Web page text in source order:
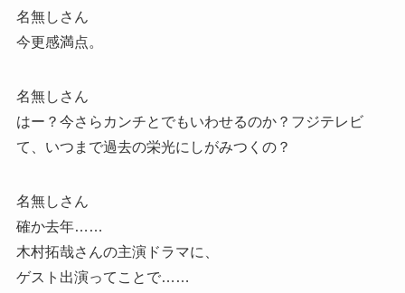
名無しさん
今更感満点。
名無しさん
はー？今さらカンチとでもいわせるのか？フジテレビ
て、いつまで過去の栄光にしがみつくの？
名無しさん
確か去年……
木村拓哉さんの主演ドラマに、
ゲスト出演ってことで……